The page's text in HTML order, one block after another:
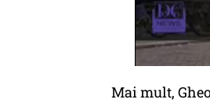
Mai mult,